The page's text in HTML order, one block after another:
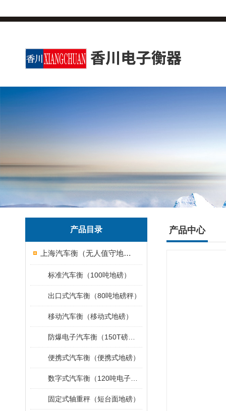
产品目录
上海汽车衡（无人值守地磅）
标准汽车衡（100吨地磅）
出口式汽车衡（80吨地磅秤）
移动汽车衡（移动式地磅）
便携式汽车衡（便携式地磅）
固定式轴重秤（短台面地磅）
产品中心